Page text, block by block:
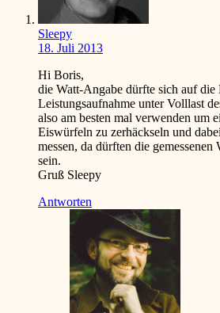
Sleepy
18. Juli 2013
Hi Boris,
die Watt-Angabe dürfte sich auf die
Leistungsaufnahme unter Volllast
also am besten mal verwenden um
Eiswürfeln zu zerhäckseln und
messen, da dürften die
sein.
Gruß Sleepy
Antworten